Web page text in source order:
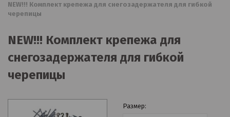
NEW!!! Комплект крепежа для снегозадержателя для гибкой
черепицы
NEW!!! Комплект крепежа для
снегозадержателя для гибкой
черепицы
Размер: